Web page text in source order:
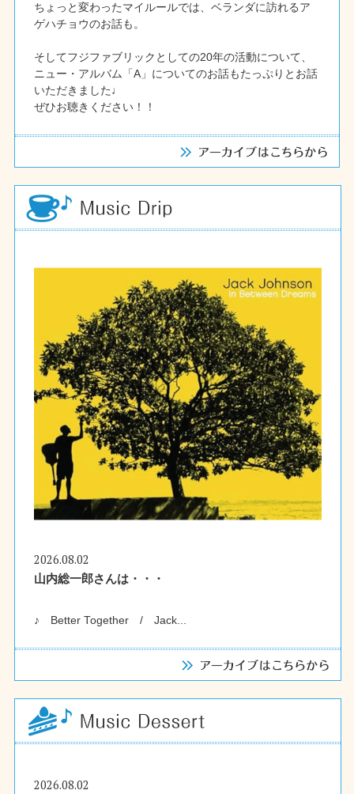
ちょっと変わったマイルールでは、ベランダに訪れるア
ゲハチョウのお話も。
そしてフジファブリックとしての20年の活動について、
ニュー・アルバム「A」についてのお話もたっぷりとお話
いただきました♩
ぜひお聴きください！！
2026.08.02
山内総一郎さんは・・・
♪ Better Together / Jack...
2026.08.02